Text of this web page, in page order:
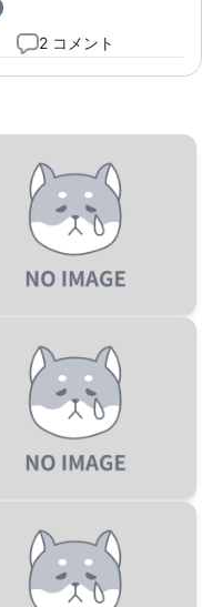
2 コメント